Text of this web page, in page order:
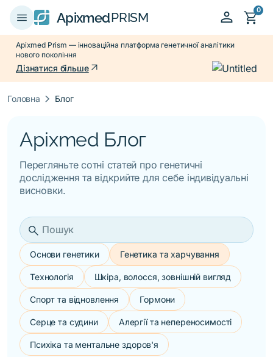
menu ApixmedPRISM person shopping_cart0
Apixmed Prism — інноваційна платформа генетичної аналітики
нового покоління
Дізнатися більшеarrow_outward
Головна keyboard_arrow_right Блог
Apixmed Блог
Перегляньте сотні статей про генетичні
дослідження та відкрийте для себе індивідуальні
висновки.
search
Основи генетики Генетика та харчування
Технологія Шкіра, волосся, зовнішній вигляд
Спорт та відновлення Гормони
Серце та судини Алергії та непереносимості
Психіка та ментальне здоров'я